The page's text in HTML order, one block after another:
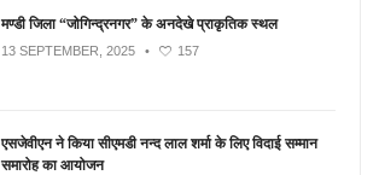
मण्डी जिला “जोगिन्द्रनगर” के अनदेखे प्राकृतिक स्थल
13 SEPTEMBER, 2025 • 157
एसजेवीएन ने किया सीएमडी नन्‍द लाल शर्मा के लिए विदाई सम्मान
समारोह का आयोजन